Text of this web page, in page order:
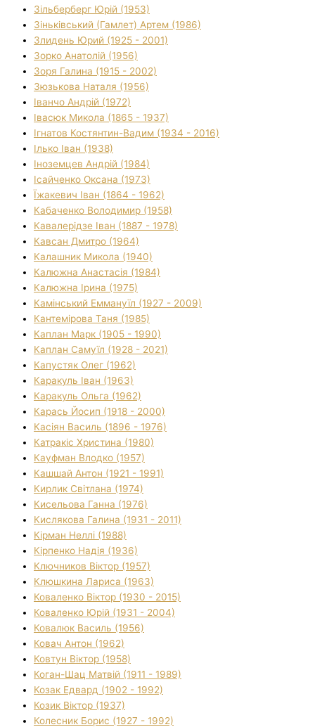
Зільберберг Юрій (1953)
Зіньківський (Гамлет) Артем (1986)
Злидень Юрий (1925 - 2001)
Зорко Анатолій (1956)
Зоря Галина (1915 - 2002)
Зюзькова Наталя (1956)
Іванчо Андрій (1972)
Івасюк Микола (1865 - 1937)
Ігнатов Костянтин-Вадим (1934 - 2016)
Ілько Іван (1938)
Іноземцев Андрій (1984)
Ісайченко Оксана (1973)
Їжакевич Іван (1864 - 1962)
Кабаченко Володимир (1958)
Кавалерідзе Іван (1887 - 1978)
Кавсан Дмитро (1964)
Калашник Микола (1940)
Калюжна Анастасія (1984)
Калюжна Ірина (1975)
Камінський Еммануїл (1927 - 2009)
Кантемірова Таня (1985)
Каплан Марк (1905 - 1990)
Каплан Самуїл (1928 - 2021)
Капустяк Олег (1962)
Каракуль Іван (1963)
Каракуль Ольга (1962)
Карась Йосип (1918 - 2000)
Касіян Василь (1896 - 1976)
Катракіс Христина (1980)
Кауфман Влодко (1957)
Кашшай Антон (1921 - 1991)
Кирлик Світлана (1974)
Кисельова Ганна (1976)
Кислякова Галина (1931 - 2011)
Кірман Неллі (1988)
Кірпенко Надія (1936)
Ключников Віктор (1957)
Клюшкина Лариса (1963)
Коваленко Віктор (1930 - 2015)
Коваленко Юрій (1931 - 2004)
Ковалюк Василь (1956)
Ковач Антон (1962)
Ковтун Віктор (1958)
Коган-Шац Матвій (1911 - 1989)
Козак Едвард (1902 - 1992)
Козик Віктор (1937)
Колесник Борис (1927 - 1992)